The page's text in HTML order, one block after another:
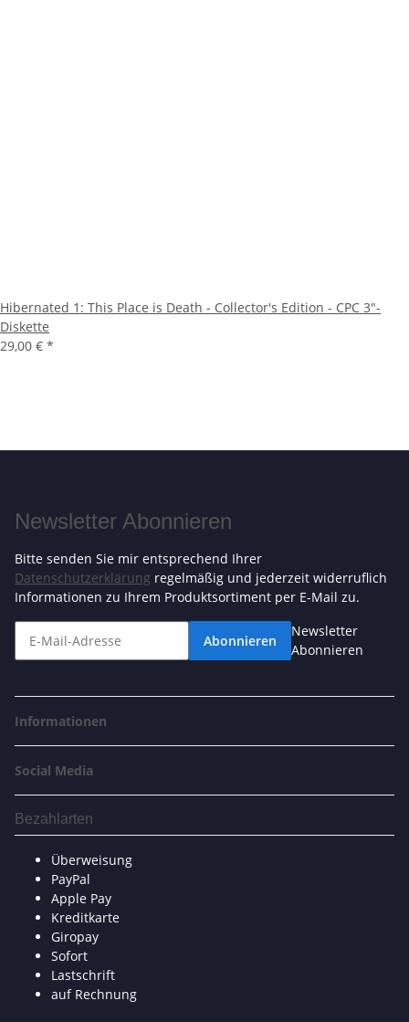
Hibernated 1: This Place is Death - Collector's Edition - CPC 3"-
Diskette
29,00 € *
Newsletter Abonnieren
Bitte senden Sie mir entsprechend Ihrer
Datenschutzerklärung regelmäßig und jederzeit widerruflich
Informationen zu Ihrem Produktsortiment per E-Mail zu.
Abonnieren
Newsletter
Abonnieren
Informationen
Social Media
Bezahlarten
Überweisung
PayPal
Apple Pay
Kreditkarte
Giropay
Sofort
Lastschrift
auf Rechnung